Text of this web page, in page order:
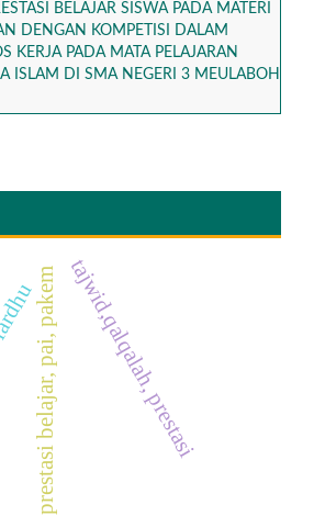
BELAJAR SISWA PADA MATERI
DENGAN KOMPETISI DALAM
KERJA PADA MATA PELAJARAN
ISLAM DI SMA NEGERI 3 MEULABOH
prestasi belajar, pai, pakemtajwid,qalqalah, prestasi